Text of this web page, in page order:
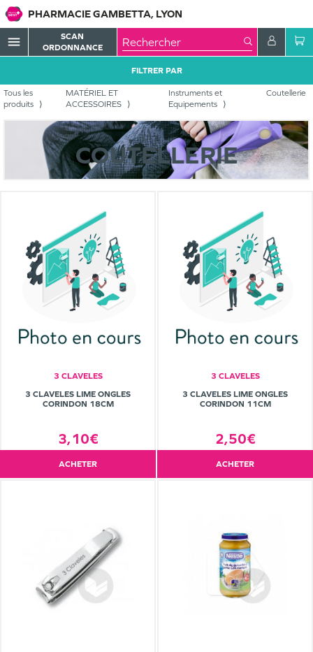
PHARMACIE GAMBETTA, LYON
menu
SCAN
ORDONNANCE
Tous les
produits
MATÉRIEL ET
ACCESSOIRES
Instruments et
Equipements
Coutellerie
FILTRER PAR
COUTELLERIE
3 CLAVELES
3 CLAVELES LIME ONGLES
CORINDON 18CM
3,10€
ACHETER
3 CLAVELES
3 CLAVELES LIME ONGLES
CORINDON 11CM
2,50€
ACHETER